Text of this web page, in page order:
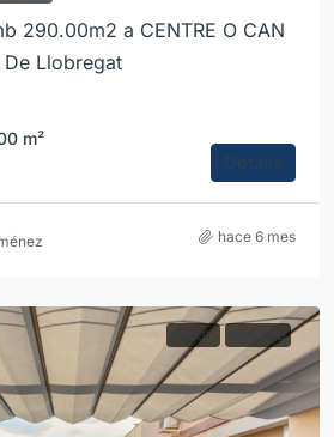
290.00m2 a CENTRE O CAN
De Llobregat
m²
Detalls
hace 6 mes
VENUT INVERSIÓ